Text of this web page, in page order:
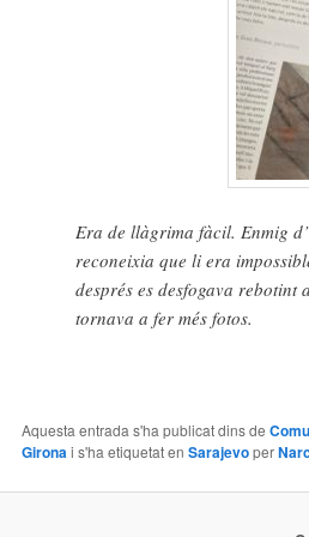
Era de llàgrima fàcil. Enmig
reconeixia que li era
després es desfogava
tornava a fer més fotos.
Aquesta entrada s'ha publicat dins de
Gironai s'ha etiquetat en Sarajevoper